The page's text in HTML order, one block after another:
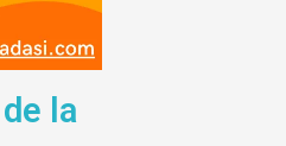
la